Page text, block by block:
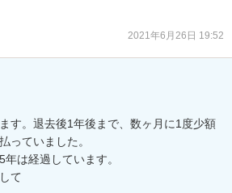
2021年6月26日 19:52
す。退去後1年後まで、数ヶ月に1度少額
っていました。
は経過しています。
て